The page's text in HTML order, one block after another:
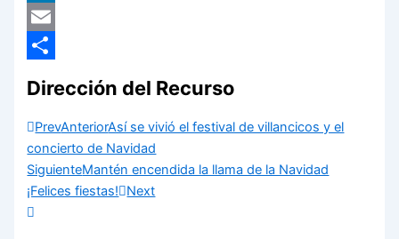
LinkedIn
Email
Dirección del Recurso
PrevAnteriorAsí se vivió el festival de villancicos y el
concierto de Navidad
SiguienteMantén encendida la llama de la Navidad
¡Felices fiestas!
Next